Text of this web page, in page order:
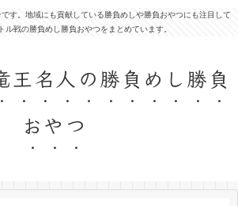
す。地域にも貢献している勝負めしや勝負おやつにも注目して
ル戦の勝負めし勝負おやつをまとめています。
王名人の勝負めし勝負
おやつ